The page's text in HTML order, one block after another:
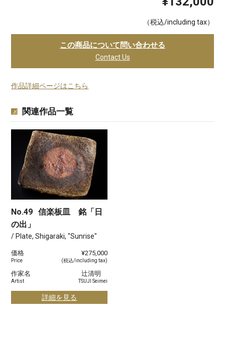
（税込/including tax）
この商品について問い合わせる
Contact Us
作品詳細ページはこちら
関連作品一覧
No.49 信楽板皿 銘「日
の出」
/ Plate, Shigaraki, "Sunrise"
価格
Price
¥275,000
(税込/including tax)
作家名
Artist
辻清明
TSUJI Seimei
詳細を見る